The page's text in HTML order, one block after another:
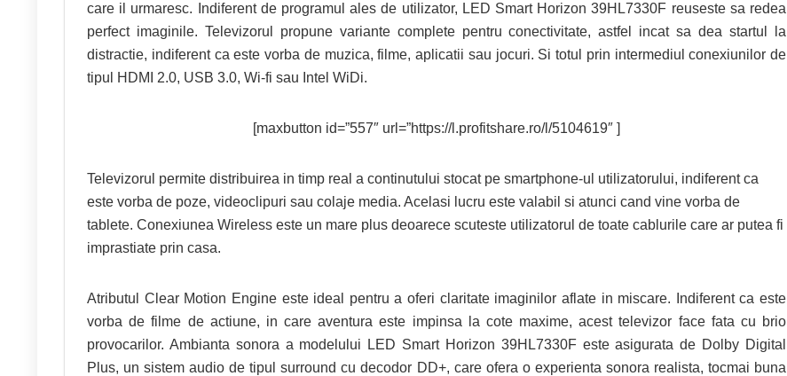
care il urmaresc. Indiferent de programul ales de utilizator, LED Smart Horizon 39HL7330F reuseste sa redea
perfect imaginile. Televizorul propune variante complete pentru conectivitate, astfel incat sa dea startul la
distractie, indiferent ca este vorba de muzica, filme, aplicatii sau jocuri. Si totul prin intermediul conexiunilor de
tipul HDMI 2.0, USB 3.0, Wi-fi sau Intel WiDi.
[maxbutton id=”557″ url=”https://l.profitshare.ro/l/5104619″ ]
Televizorul permite distribuirea in timp real a continutului stocat pe smartphone-ul utilizatorului, indiferent ca
este vorba de poze, videoclipuri sau colaje media. Acelasi lucru este valabil si atunci cand vine vorba de
tablete. Conexiunea Wireless este un mare plus deoarece scuteste utilizatorul de toate cablurile care ar putea fi
imprastiate prin casa.
Atributul Clear Motion Engine este ideal pentru a oferi claritate imaginilor aflate in miscare. Indiferent ca este
vorba de filme de actiune, in care aventura este impinsa la cote maxime, acest televizor face fata cu brio
provocarilor. Ambianta sonora a modelului LED Smart Horizon 39HL7330F este asigurata de Dolby Digital
Plus, un sistem audio de tipul surround cu decodor DD+, care ofera o experienta sonora realista, tocmai buna